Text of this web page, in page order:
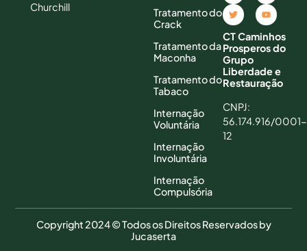
Churchill
Tratamento do
Crack
Tratamento da
Maconha
Tratamento do
Tabaco
Internação
Voluntária
Internação
Involuntária
Internação
Compulsória
CT Caminhos
Prosperos do
Grupo
Liberdade e
Restauração
CNPJ:
56.174.916/0001-
12
Copyright 2024 © Todos os Direitos Reservados by
Jucaserta